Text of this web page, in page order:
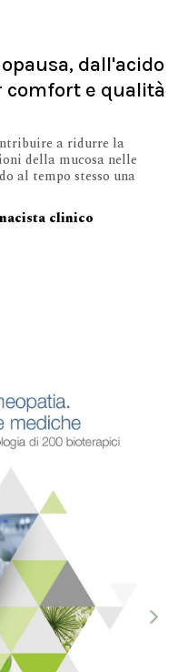
dall'acido
comfort e qualità
a ridurre la
della mucosa nelle
al tempo stesso una
clinico